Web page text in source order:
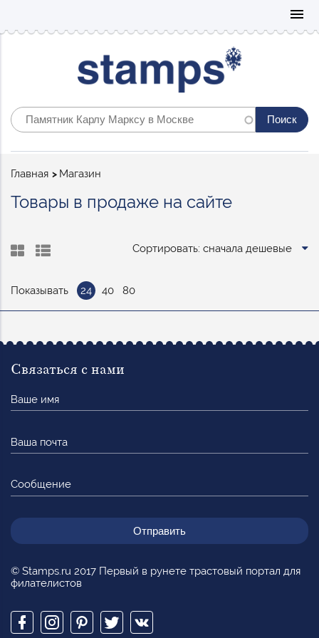
menu
Строка
Главная Магазин
Товары в продаже на сайте
Сортировать: сначала дешевые
Показывать 24 40 80
© Stamps.ru 2017 Первый в рунете трастовый портал для
филателистов
Связаться с нами
имя
почта
Сообщение